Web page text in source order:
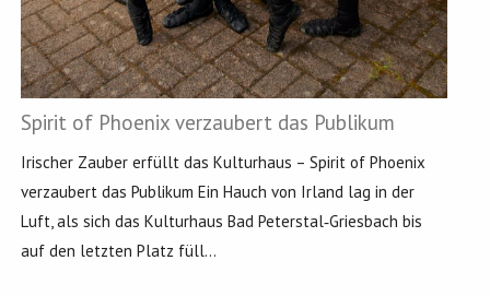
Spirit of Phoenix verzaubert das Publikum
Irischer Zauber erfüllt das Kulturhaus – Spirit of Phoenix
verzaubert das Publikum Ein Hauch von Irland lag in der
Luft, als sich das Kulturhaus Bad Peterstal‑Griesbach bis
auf den letzten Platz füll...